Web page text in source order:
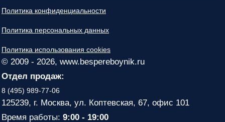
Политика конфиденциальности
Политика персональных данных
Политика использования cookies
© 2009 - 2026, www.bespereboynik.ru
Отдел продаж:
8 (495) 989-77-06
125239, г. Москва, ул. Коптевская, 67, офис 101
Время работы: 9:00 - 19:00